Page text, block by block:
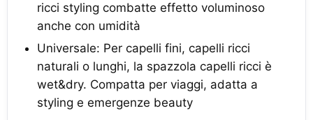
ricci styling combatte effetto voluminoso
anche con umidità
Universale: Per capelli fini, capelli ricci
naturali o lunghi, la spazzola capelli ricci è
wet&dry. Compatta per viaggi, adatta a
styling e emergenze beauty